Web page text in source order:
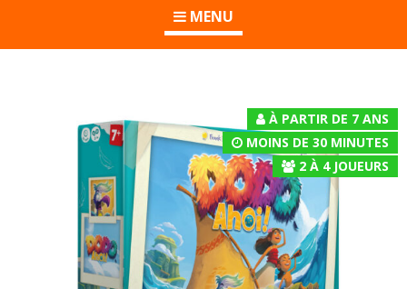
MENU
À PARTIR DE 7 ANS
MOINS DE 30 MINUTES
2 À 4JOUEURS